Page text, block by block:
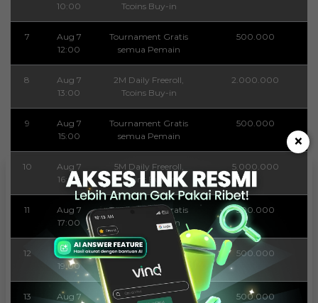
×
10:00
Tcoins Buy-in
7
Aug 7
12:00
Tournament Gratis
semua Pemain
500.000
8
Aug 7
13:00
2M Daily Freeroll,
Tcoins Buy-in
2.000.000
9
Aug 7
15:00
Tournament Gratis
semua Pemain
500.000
10
Aug 7
16:00
5M Daily Freeroll,
Tcoins Buy-in
5.000.000
11
Aug 7
17:00
Tournament Gratis
semua Pemain
500.000
12
Aug 7
19:00
Tournament Gratis
semua Pemain
500.000
13
Aug 7
Tournament Gratis
500.000